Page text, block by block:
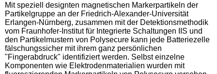
Mit speziell designten magnetischen Markerpartikeln der
Partikelgruppe an der Friedrich-Alexander-Universität
Erlangen-Nürnberg, zusammen mit der Detektionsmethodik
vom Fraunhofer-Institut für Integrierte Schaltungen IIS und
den Partikelmustern von Polysecure kann jede Batteriezelle
fälschungssicher mit ihrem ganz persönlichen
"Fingerabdruck" identifiziert werden. Selbst einzelne
Komponenten wie Elektrodenmaterialien wurden mit